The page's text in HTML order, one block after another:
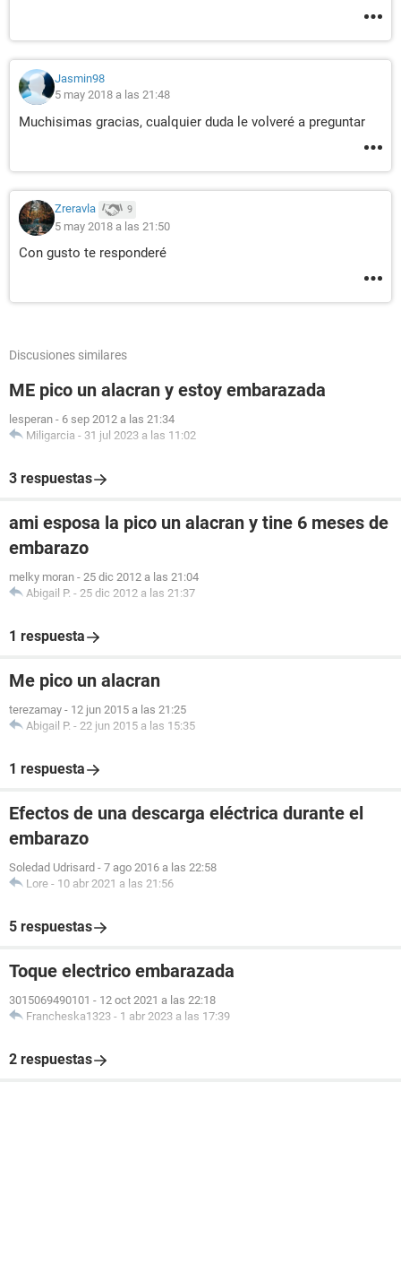
Jasmin98
5 may 2018 a las 21:48
Muchisimas gracias, cualquier duda le volveré a preguntar
Zreravla 9
5 may 2018 a las 21:50
Con gusto te responderé
Discusiones similares
ME pico un alacran y estoy embarazada
lesperan - 6 sep 2012 a las 21:34
Miligarcia - 31 jul 2023 a las 11:02
3 respuestas
ami esposa la pico un alacran y tine 6 meses de
embarazo
melky moran - 25 dic 2012 a las 21:04
Abigail P. - 25 dic 2012 a las 21:37
1 respuesta
Me pico un alacran
terezamay - 12 jun 2015 a las 21:25
Abigail P. - 22 jun 2015 a las 15:35
1 respuesta
Efectos de una descarga eléctrica durante el
embarazo
Soledad Udrisard - 7 ago 2016 a las 22:58
Lore - 10 abr 2021 a las 21:56
5 respuestas
Toque electrico embarazada
3015069490101 - 12 oct 2021 a las 22:18
Francheska1323 - 1 abr 2023 a las 17:39
2 respuestas